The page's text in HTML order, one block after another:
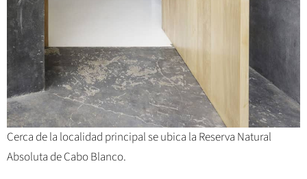
Cerca de la localidad principal se ubica la Reserva Natural
Absoluta de Cabo Blanco.